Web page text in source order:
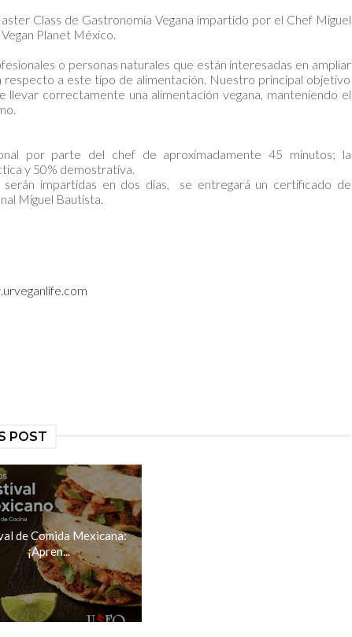
Class de Gastronomía Vegana impartido por el Chef Miguel
Planet México.
o personas naturales que están interesadas en ampliar
respecto a este tipo de alimentación. Nuestro principal objetivo
llevar correctamente una alimentación vegana, manteniendo el
por parte del chef de aproximadamente 45 minutos; la
y 50% demostrativa.
impartidas en dos días, se entregará un certificado de
Miguel Bautista.
POST
de Comida Mexicana:
¡Apren...